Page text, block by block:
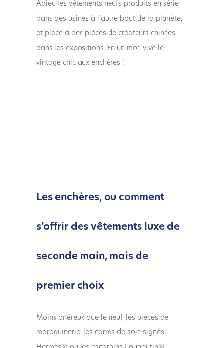
Adieu les vêtements neufs produits en série
dans des usines à l’autre bout de la planète,
et place à des pièces de créateurs chinées
dans les expositions. En un mot, vive le
vintage chic aux enchères !
Les enchères, ou comment
s’offrir des vêtements luxe de
seconde main, mais de
premier choix
Moins onéreux que le neuf, les pièces de
maroquinerie, les carrés de soie signés